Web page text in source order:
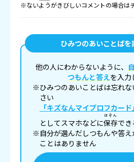
※ないようがきびしいコメントの場合は
ひみつのあいことばを
他の人にわからないように、
つもんと答えを入力
※ひみつのあいことばは忘れ
さい
「キズなんマイプロフカード」
としてスマホなどに保存
ほぞん
でき
※自分が選んだしつもんや答え
ことはありません